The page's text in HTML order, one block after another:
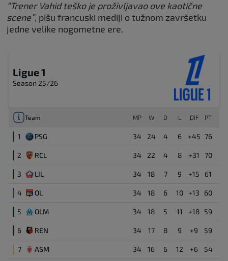
“Trener Vahid teško je proživljavao ove kaotične
scene”, pišu francuski mediji o tužnom završetku
jedne velike nogometne ere.
Ligue 1
Season 25/26
Team MP W D L DIF PT
1 PSG 34 24 4 6 +45 76
2 RCL 34 22 4 8 +31 70
3 LIL 34 18 7 9 +15 61
4 OL 34 18 6 10 +13 60
5 OLM 34 18 5 11 +18 59
6 REN 34 17 8 9 +9 59
7 ASM 34 16 6 12 +6 54